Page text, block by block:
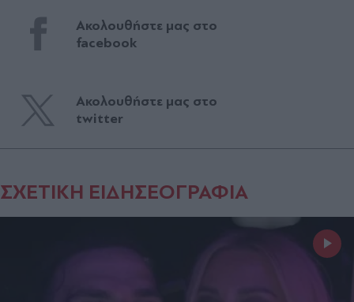
Ακολουθήστε μας στο
facebook
Ακολουθήστε μας στο
twitter
ΣΧΕΤΙΚΗ ΕΙΔΗΣΕΟΓΡΑΦΙΑ